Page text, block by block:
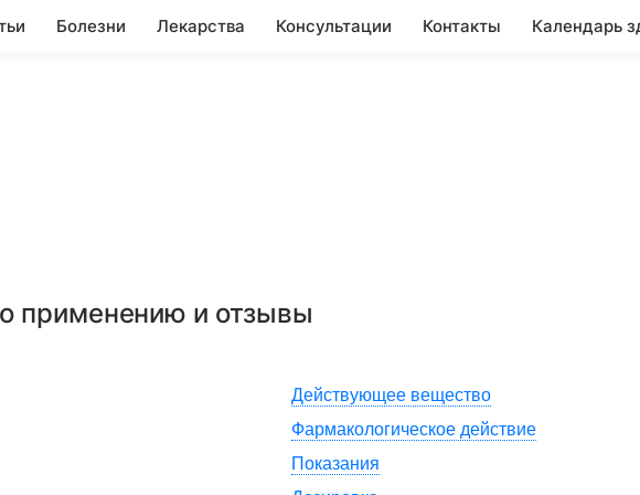
Болезни Лекарства Консультации Контакты Календарь
применению и отзывы
Действующее вещество
Фармакологическое действие
Показания